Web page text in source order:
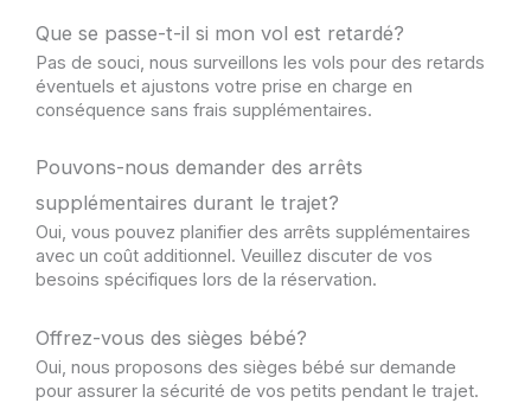
Que se passe-t-il si mon vol est retardé?
Pas de souci, nous surveillons les vols pour des retards
éventuels et ajustons votre prise en charge en
conséquence sans frais supplémentaires.
Pouvons-nous demander des arrêts
supplémentaires durant le trajet?
Oui, vous pouvez planifier des arrêts supplémentaires
avec un coût additionnel. Veuillez discuter de vos
besoins spécifiques lors de la réservation.
Offrez-vous des sièges bébé?
Oui, nous proposons des sièges bébé sur demande
pour assurer la sécurité de vos petits pendant le trajet.